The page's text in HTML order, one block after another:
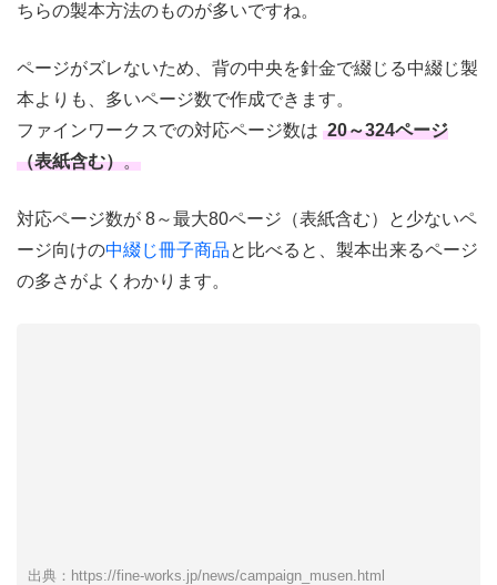
ちらの製本方法のものが多いですね。
ページがズレないため、背の中央を針金で綴じる中綴じ製
本よりも、多いページ数で作成できます。
ファインワークスでの対応ページ数は 20～324ページ
（表紙含む）。
対応ページ数が 8～最大80ページ（表紙含む）と少ないペ
ージ向けの中綴じ冊子商品と比べると、製本出来るページ
の多さがよくわかります。
出典：https://fine-works.jp/news/campaign_musen.html